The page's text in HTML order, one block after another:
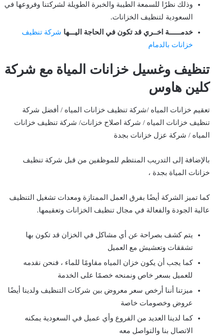
وذلك نظرًا للسمعة الطيبة والخبرة الطويلة لشركتنا وفروعها في
السعودية لتنظيف الخزانات.
خدمــــــة اخــري قد تكون في الحاجة اليـــها شركة تنظيف
خزانات بالدمام
تنظيف وغسيل خزانات المياة مع شركة
كلين هاوس
تعقيم خزانات المياه /شركة تنظيف خزانات المياه / أفضل شركة
تنظيف خزانات المياه / شركة اصلاح خزانات/ شركة تنظيف خزانات
المياه / شركة عزل خزانات بجدة
بالإضافة إلى التدريب المنتظم للموظفين من قبل شركة تنظيف
خزانات المياة بجدة ،
كما تميز الشركة أيضًا بفرق العمل الممتازة ومعدات تشغيل التنظيف
عالية الجودة والفعالة في مجال تنظيف الخزانات وتعقيمها.
يتم كشف بصراحة عن أي مشاكل في الخزان قد تكون بها
تشققات وتعشيش مع العميل
كما يجب أن يكون خزان المياه مقاومًا للماء ، فنحن نقدمه
للعميل بسعر خاص ونمنحه خصمًا على الخدمة
ميزتنا أننا أرخص سعر معروض بين شركات التنظيف ولدينا أيضًا
عروض وخصومات خاصة
كما لدينا العديد من الفروع وأي عميل في السعودية يمكنه
الاتصال بنا والتواصل معه